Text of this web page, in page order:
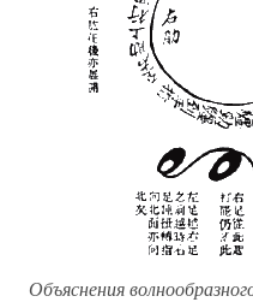
Объяснения